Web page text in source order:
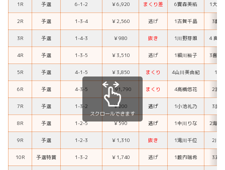
1R 予選 6-1-2 ￥6,920 まくり差 6實森美祐 1大瀧
2R 予選 1-3-4 ￥2,560 逃げ 1古賀千晶 3薮
3R 予選 1-4-3 ￥980 抜き 1川野芽唯 ４真
4R 予選 1-3-5 ￥3,510 逃げ 1細川裕子 3喜多
5R 予選 4-1-5 ￥3,850 まくり 4山川美由紀 1加
6R 予選 4-3-5 ￥91,790 まくり 4高橋悠花 2渡
7R 予選 1-3-2 ￥200 逃げ 1小池礼乃 3武
8R 予選 1-2-5 ￥590 逃げ 1中川りな 2海野
9R 予選 1-2-3 ￥1,310 抜き 1滝川千位 2川
10R 予選特賞 1-3-2 ￥1,740 逃げ 1薮内瑞希 3五
スクロールできます